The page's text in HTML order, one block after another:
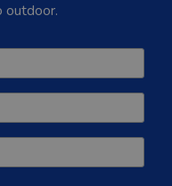
outdoor.